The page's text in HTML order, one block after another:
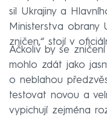
sil Ukrajiny a
Ministerstva obrany
zničen,“ stojí v
Ačkoliv by se
mohlo zdát jako
o neblahou
testovat novou a
vypichují zejména